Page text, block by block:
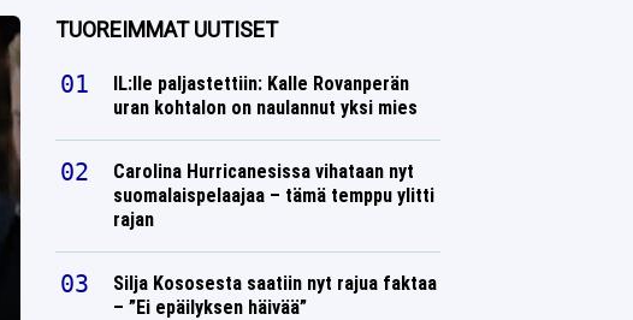
TUOREIMMAT UUTISET
IL:lle paljastettiin: Kalle Rovanperän
uran kohtalon on naulannut yksi mies
Carolina Hurricanesissa vihataan nyt
suomalaispelaajaa – tämä temppu ylitti
rajan
Silja Kososesta saatiin nyt rajua faktaa
– ”Ei epäilyksen häivää”